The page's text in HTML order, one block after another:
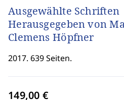
Ausgewählte Schriften
Herausgegeben von
Clemens Höpfner
2017. 639 Seiten.